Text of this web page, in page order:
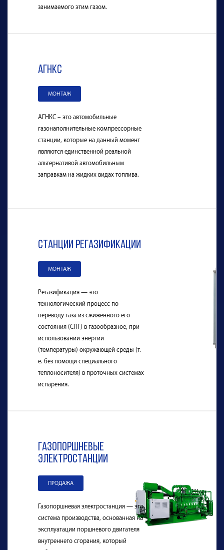
занимаемого этим газом.
АГНКС
МОНТАЖ
АГНКС – это автомобильные
газонаполнительные компрессорные
станции, которые на данный момент
являются единственной реальной
альтернативой автомобильным
заправкам на жидких видах топлива.
Станции регазификации
МОНТАЖ
Регазификация — это
технологический процесс по
переводу газа из сжиженного его
состояния (СПГ) в газообразное, при
использовании энергии
(температуры) окружающей среды (т.
е. без помощи специального
теплоносителя) в проточных системах
испарения.
Газопоршневые
электростанции
ПРОДАЖА
Газопоршневая электростанция — это
система производства, основанная на
эксплуатации поршневого двигателя
внутреннего сгорания, который